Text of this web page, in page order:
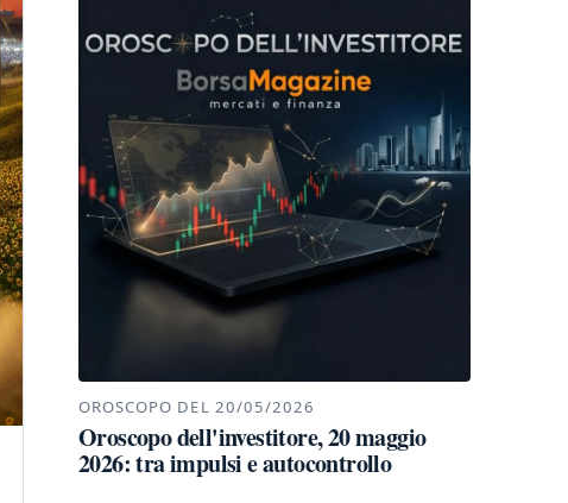
OROSCOPO DEL 20/05/2026
Oroscopo dell'investitore, 20 maggio
2026: tra impulsi e autocontrollo